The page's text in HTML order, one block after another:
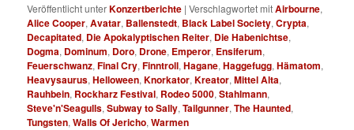
Veröffentlicht unterKonzertberichte |Verschlagwortet mitAirbourne,
Alice Cooper,Avatar, Ballenstedt, Black Label Society,Crypta,
Decapitated, Die Apokalyptischen Reiter, Die Habenichtse,
Dogma, Dominum, Doro, Drone, Emperor, Ensiferum,
Feuerschwanz,Final Cry,Finntroll,Hagane,Haggefugg,Hämatom,
Heavysaurus,Helloween,Knorkator,Kreator,Mittel Alta,
Rauhbein, Rockharz Festival, Rodeo 5000,Stahlmann,
Steve'n'Seagulls,Subway to Sally,Tailgunner,The Haunted,
Tungsten,Walls Of Jericho,Warmen